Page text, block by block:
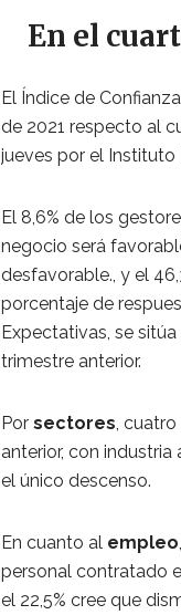
En el
El Índice de
de 2021 respecto al
jueves por el Instituto
El 8,6% de los
negocio será
desfavorable., y el
porcentaje de
Expectativas, se
trimestre anterior.
Por sectores,
anterior, con industria
el único descenso.
En cuanto al empleo
personal contratado
el 22,5% cree que